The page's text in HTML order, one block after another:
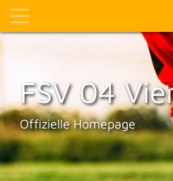
FSV 04
Offizielle Homepage